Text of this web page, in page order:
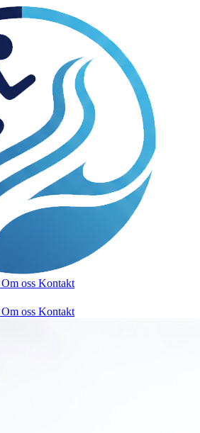
Om oss Kontakt
Om oss Kontakt